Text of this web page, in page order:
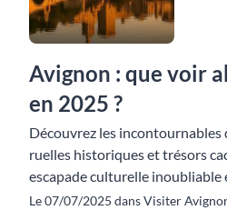
Avignon : que voir
en 2025 ?
Découvrez les incontournables
ruelles historiques et trésors
escapade culturelle inoubliable
Le 07/07/2025 dans Visiter